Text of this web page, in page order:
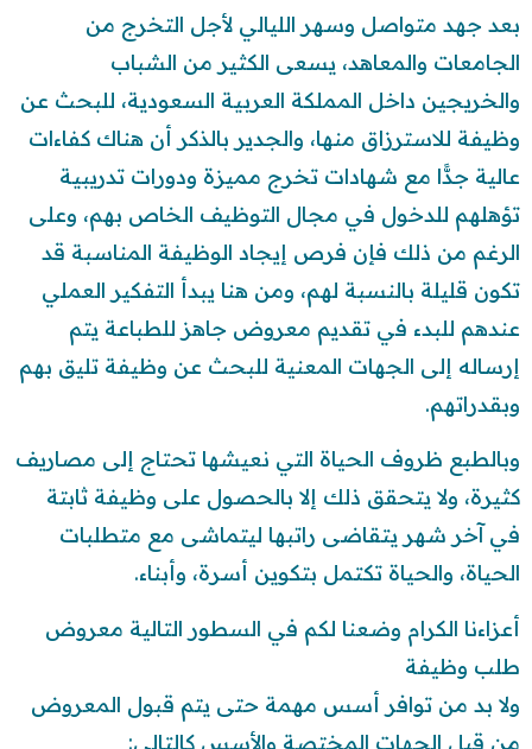
بعد جهد متواصل وسهر الليالي لأجل التخرج من
الجامعات والمعاهد، يسعى الكثير من الشباب
والخريجين داخل المملكة العربية السعودية، للبحث عن
وظيفة للاسترزاق منها، والجدير بالذكر أن هناك كفاءات
عالية جدًّا مع شهادات تخرج مميزة ودورات تدريبية
تؤهلهم للدخول في مجال التوظيف الخاص بهم، وعلى
الرغم من ذلك فإن فرص إيجاد الوظيفة المناسبة قد
تكون قليلة بالنسبة لهم، ومن هنا يبدأ التفكير العملي
عندهم للبدء في تقديم معروض جاهز للطباعة يتم
إرساله إلى الجهات المعنية للبحث عن وظيفة تليق بهم
وبقدراتهم.
وبالطبع ظروف الحياة التي نعيشها تحتاج إلى مصاريف
كثيرة، ولا يتحقق ذلك إلا بالحصول على وظيفة ثابتة
في آخر شهر يتقاضى راتبها ليتماشى مع متطلبات
الحياة، والحياة تكتمل بتكوين أسرة، وأبناء.
أعزاءنا الكرام وضعنا لكم في السطور التالية معروض
طلب وظيفة
ولا بد من توافر أسس مهمة حتى يتم قبول المعروض
من قبل الجهات المختصة والأسس كالتالي: